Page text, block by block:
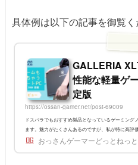
具体例は以下の記事を御覧く
GALLERIA
性能な軽量ゲ
定版
https://ossan-gamer.net/post-69009
ドスパラでもおすすめ製品となっているゲーミング
ます。魅力がたくさんあるのですが、私が特に高評
載で、ゲーミングデスクトップPCに引けを取らない
おっさんゲーマーどっとねっと